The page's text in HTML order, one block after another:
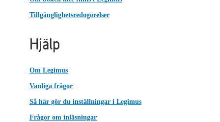
Tillgänglighetsredogörelser
Hjälp
Om Legimus
Vanliga frågor
Så här gör du inställningar i Legimus
Frågor om inläsningar